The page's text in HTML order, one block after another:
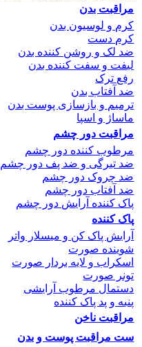
مراقبت بدن
کرم و لوسیون بدن
کرم دست
ضد لک و روشن کننده بدن
لیفت و سفت کننده بدن
رفع ترک
ضد آفتاب بدن
ترمیم و بازسازی پوست بدن
ماساژ و اسپا
مراقبت دور چشم
مرطوب کننده دور چشم
ضد تیرگی و ضد پف دور چشم
ضد چروک دور چشم
ضد آفتاب دور چشم
پاک کننده آرایش دور چشم
پاک کننده
آرایش پاک کن و میسلار واتر
شوینده صورت
اسکراب و لایه بردار صورت
تونر صورت
دستمال مرطوب آرایشی
پنبه و پد پاک کننده
مراقبت ناخن
ست مراقبت پوست و بدن